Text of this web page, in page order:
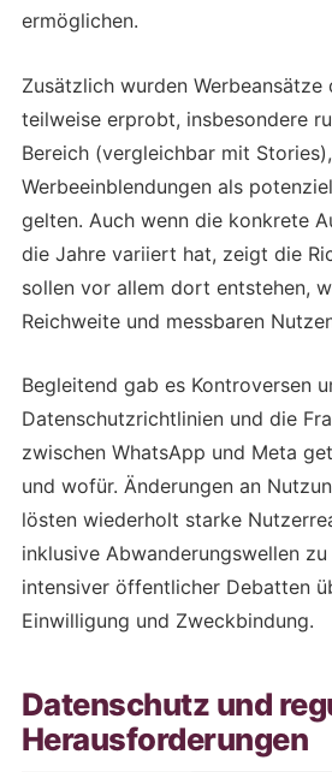
ermöglichen.
Zusätzlich wurden
teilweise erprobt, insbesondere
Bereich (vergleichbar mit
Werbeeinblendungen als
gelten. Auch wenn die konkrete
die Jahre variiert hat, zeigt die
sollen vor allem dort entstehen,
Reichweite und messbaren
Begleitend gab es Kontroversen
Datenschutzrichtlinien und die
zwischen WhatsApp und Meta
und wofür. Änderungen an
lösten wiederholt starke
inklusive Abwanderungswellen
intensiver öffentlicher Debatten
Einwilligung und Zweckbindung.
Datenschutz und
Herausforderungen